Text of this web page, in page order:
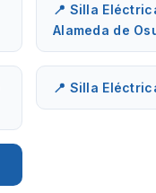
📍 Silla
Alameda de
📍 Silla